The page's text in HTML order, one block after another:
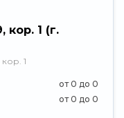
кор. 1 (г.
1
от 0 до 0
от 0 до 0